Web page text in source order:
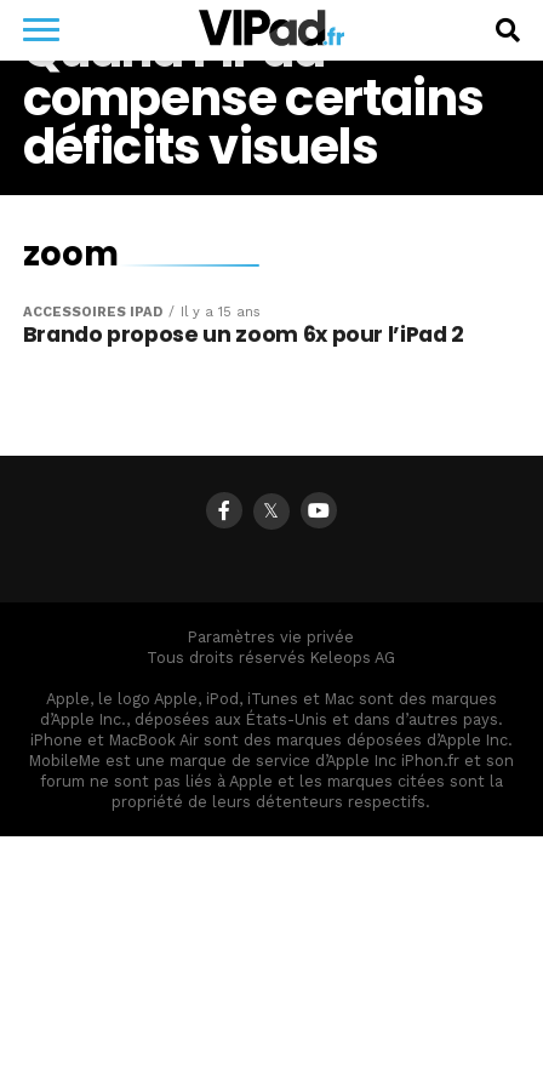
Quand l’iPad
compense certains
déficits visuels
zoom
ACCESSOIRES IPAD Il y a 15 ans
Brando propose un zoom 6x pour l’iPad 2
𝕏
Paramètres vie privée
Tous droits réservés Keleops AG
Apple, le logo Apple, iPod, iTunes et Mac sont des marques
d’Apple Inc., déposées aux États-Unis et dans d’autres pays.
iPhone et MacBook Air sont des marques déposées d’Apple Inc.
MobileMe est une marque de service d’Apple Inc iPhon.fr et son
forum ne sont pas liés à Apple et les marques citées sont la
propriété de leurs détenteurs respectifs.